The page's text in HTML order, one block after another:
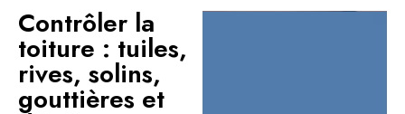
Contrôler la
toiture : tuiles,
rives, solins,
gouttières et